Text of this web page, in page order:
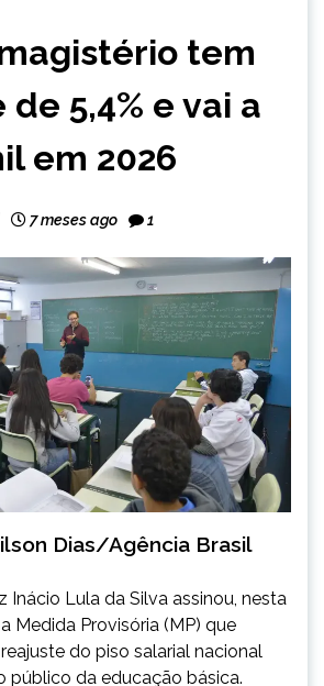
tem
5,4% e vai a
em 2026
7 meses ago 1
Dias/Agência Brasil
Inácio Lula da Silva assinou, nesta
Medida Provisória (MP) que
do piso salarial nacional
público da educação básica.